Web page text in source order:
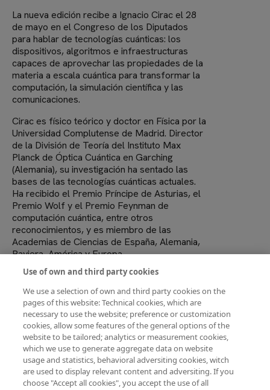
La nueva edición recibe a Ignacio Cirac el 28
de mayo en el Congreso de los Diputados
para hablar de tecnologías cuánticas: los
dispositivos, algoritmos e infraestructuras
capaces de aprovechar las propiedades de la
materia a escala cuántica para transformar la
computación, la simulación científica y las
comunicaciones.
Cirac es físico teórico y doctor en Física por la
Universidad Complutense de Madrid. Director
de la División de Teoría del Instituto Max
Planck de Óptica Cuántica en Garching
(Alemania), su investigación ha sentado las
bases de las tecnologías cuánticas actuales.
Ha recibido el Premio Príncipe de Asturias, el
Premio Wolf y el Premio Feynman de
computación cuántica, entre otros
reconocimientos, y es miembro de las
Academias de Ciencias de España, Alemania,
Baviera, América y Europa..
El evento incluirá una conferencia de Cirac,
una conversación en formato entrevista y un
turno de preguntas con el público.
El ciclo continuará a lo largo de 2026 con
nuevas ediciones. El 25 de junio, la
paleoantropóloga y directora del CENIEH
María Martinón-Torres protagonizará la
tercera sesión para explorar qué nos hace
humanos a través del estudio de los fósiles de
Use of own and third party cookies
We use a selection of own and third party cookies on the
pages of this website: Technical cookies, which are
necessary to use the website; preference or customization
cookies, allow some features of the general options of the
website to be tailored; analytics or measurement cookies,
which we use to generate aggregate data on website
usage and statistics, behavioral adversiting cookies, witch
are used to display relevant content and adversiting. If you
choose "Accept all cookies", you accept the use of all